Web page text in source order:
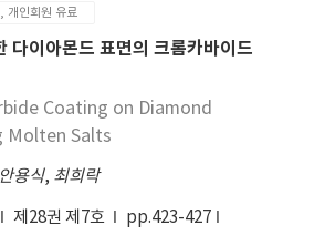
and trucks following the
trucks, highlighting
influence of overweight
traffic load. Secondly, even
vehicles detoured, there
change in the overall
load. Lastly, the detour of
and time for all
개인회원 유료
다이아몬드 표면의 크롬카바이드
Coating on Diamond
Molten Salts
안용식, 최희락
제28권 제7호
pp.423-427